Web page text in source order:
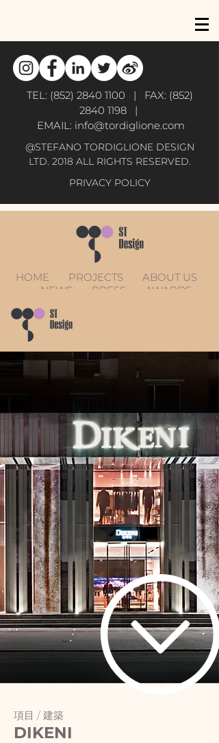
TEL: (852) 2840 1100 | FAX: (852)
2840 1198|
EMAIL: info@tordiglione.com
@STEFANO TORDIGLIONE DESIGN
LTD. 2018 ALL RIGHTS RESERVED.
PRIVACY POLICY
HOME PROJECTS
ABOUT US
NEWS
PRESS
AWARDS
項目 / 建築
DIKENI